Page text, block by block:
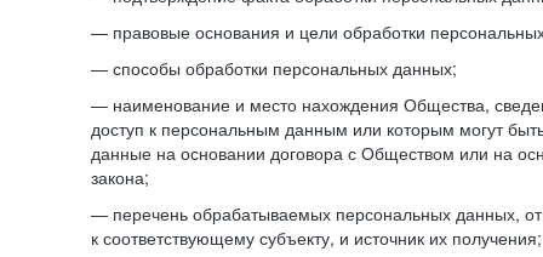
— правовые основания и цели обработки
— способы обработки персональных данных;
— наименование и место нахождения Общества,
доступ к персональным данным или которым могут
данные на основании договора с Обществом или на
закона;
— перечень обрабатываемых персональных данных,
к соответствующему субъекту, и источник их получения;